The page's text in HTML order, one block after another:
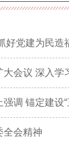
全会精神